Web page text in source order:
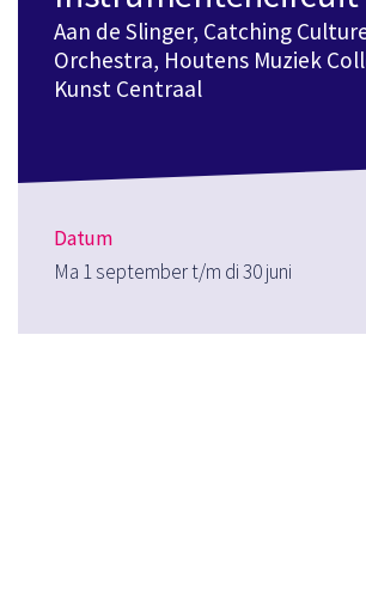
Aan de Slinger, Catching
Orchestra, Houtens Muziek
Kunst Centraal
Datum
Ma 1 september t/m di 30 juni